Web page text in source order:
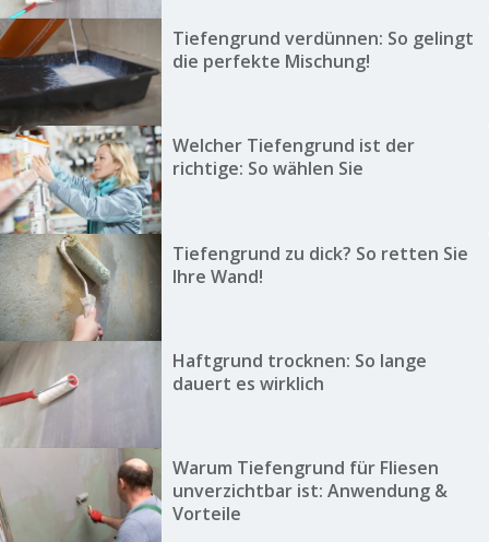
Tiefengrund verdünnen: So gelingt
die perfekte Mischung!
Welcher Tiefengrund ist der
richtige: So wählen Sie
Tiefengrund zu dick? So retten Sie
Ihre Wand!
Haftgrund trocknen: So lange
dauert es wirklich
Warum Tiefengrund für Fliesen
unverzichtbar ist: Anwendung &
Vorteile